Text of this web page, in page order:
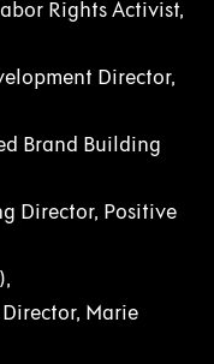
Rights Activist,
Director,
Brand Building
Director, Positive
Marie